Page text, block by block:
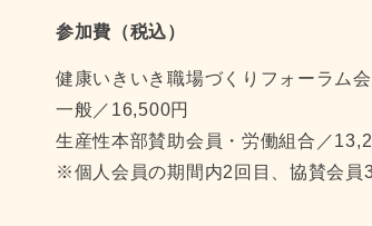
参加費（税込）
健康いきいき職場づくりフォーラム
一般／16,500円
生産性本部賛助会員・労働組合／
※個人会員の期間内2回目、協賛会員